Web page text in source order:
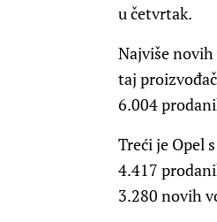
u četvrtak.
Najviše novih
taj
6.004
Treći je Opel
4.417
3.280 novih